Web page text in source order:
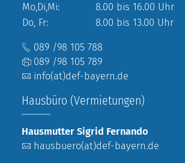
Mo,Di,Mi:
8.00 bis 16.00 Uhr
Do, Fr:
8.00 bis 13.00 Uhr
089 /98 105 788
089 /98 105 789
info(at)def-bayern.de
Hausbüro (Vermietungen)
Hausmutter Sigrid Fernando
hausbuero(at)def-bayern.de